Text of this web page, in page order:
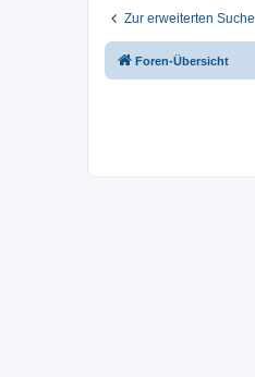
Zur erweiterten Suche
Foren-Übersicht